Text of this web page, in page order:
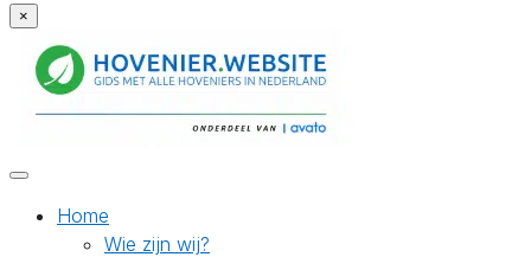
×
Home
Wie zijn wij?